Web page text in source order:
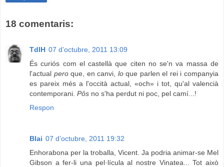
18 comentaris:
TdlH 07 d’octubre, 2011 13:09
És curiós com el castellà que citen no se'n va massa de
l'actual peroque, en canvi, loque parlen el rei i companyia
es pareix més a l'occità actual, «och» i tot, qu'al valencià
contemporani. Pôs no s'ha perdut ni poc, pel camí...!
Respon
Blai 07 d’octubre, 2011 19:32
Enhorabona per la troballa, Vicent. Ja podria animar-se Mel
Gibson a fer-li una pel·lícula al nostre Vinatea... Tot això